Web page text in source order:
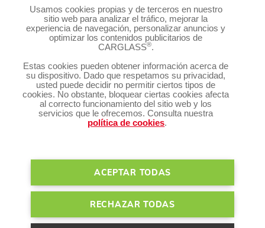
Síguenos:
Servicios Carglass®
Te puede interesar
Bases legales
Mapa del sitio
Usamos cookies propias y de terceros en nuestro
sitio web para analizar el tráfico, mejorar la
experiencia de navegación, personalizar anuncios y
optimizar los contenidos publicitarios de
CARGLASS®.
Estas cookies pueden obtener información acerca de
su dispositivo. Dado que respetamos su privacidad,
usted puede decidir no permitir ciertos tipos de
cookies. No obstante, bloquear ciertas cookies afecta
al correcto funcionamiento del sitio web y los
servicios que le ofrecemos. Consulta nuestra
política de cookies.
ACEPTAR TODAS
RECHAZAR TODAS